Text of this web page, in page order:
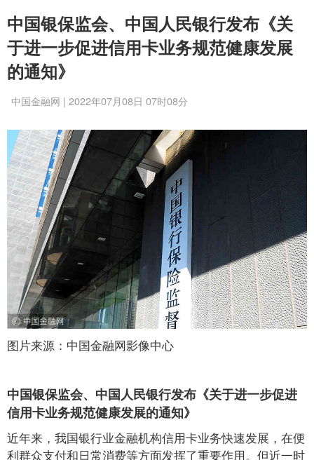
中国银保监会、中国人民银行发布《关
于进一步促进信用卡业务规范健康发展
的通知》
中国金融网 | 2022年07月08日 07时08分
图片来源：中国金融网影像中心
中国银保监会、中国人民银行发布《关于进一步促进
信用卡业务规范健康发展的通知》
近年来，我国银行业金融机构信用卡业务快速发展，在便
利群众支付和日常消费等方面发挥了重要作用。但近一时